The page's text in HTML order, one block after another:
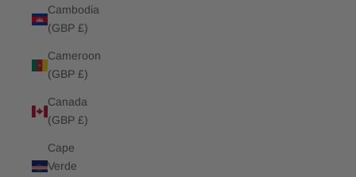
Cambodia
(GBP £)
Cameroon
(GBP £)
Canada
(GBP £)
Cape
Verde